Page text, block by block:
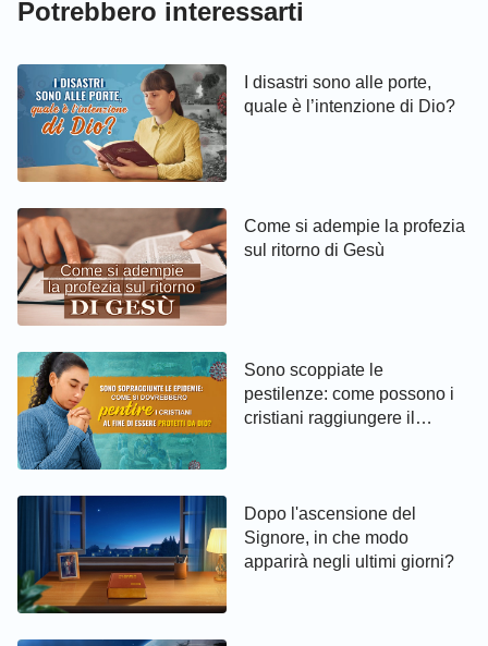
Potrebbero interessarti
I disastri sono alle porte,
quale è l’intenzione di Dio?
Come si adempie la profezia
sul ritorno di Gesù
Sono scoppiate le
pestilenze: come possono i
cristiani raggiungere il
Dopo l'ascensione del
Signore, in che modo
apparirà negli ultimi giorni?